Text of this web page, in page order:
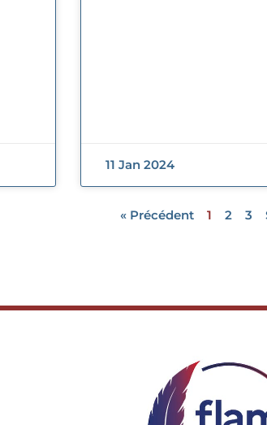
11 Jan 2024
« Précédent 1 2 3